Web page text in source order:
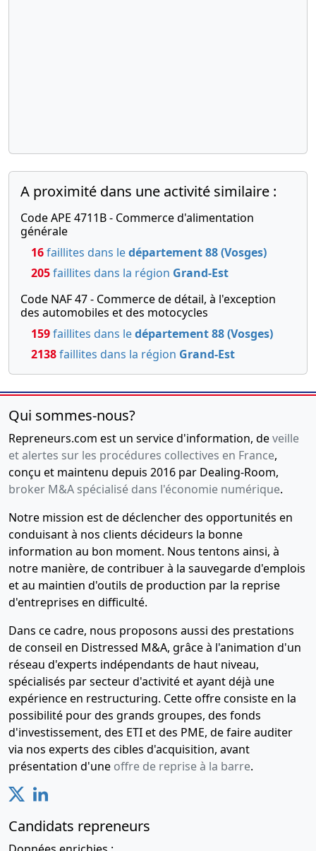
A proximité dans une activité similaire :
Code APE 4711B - Commerce d'alimentation
générale
16faillites dans ledépartement 88 (Vosges)
205faillites dans la région Grand-Est
Code NAF 47 - Commerce de détail, à l'exception
des automobiles et des motocycles
159faillites dans ledépartement 88 (Vosges)
2138faillites dans la région Grand-Est
Qui sommes-nous?
Repreneurs.com est un service d'information, deveille
et alertes sur les procédures collectives en France,
conçu et maintenu depuis 2016 par Dealing-Room,
broker M&A spécialisé dans l'économie numérique.
Notre mission est de déclencher des opportunités en
conduisant à nos clients décideurs la bonne
information au bon moment. Nous tentons ainsi, à
notre manière, de contribuer à la sauvegarde d'emplois
et au maintien d'outils de production par la reprise
d'entreprises en difficulté.
Dans ce cadre, nous proposons aussi des prestations
de conseil en Distressed M&A, grâce à l'animation d'un
réseau d'experts indépendants de haut niveau,
spécialisés par secteur d'activité et ayant déjà une
expérience en restructuring. Cette offre consiste en la
possibilité pour des grands groupes, des fonds
d'investissement, des ETI et des PME, de faire auditer
via nos experts des cibles d'acquisition, avant
présentation d'une offre de reprise à la barre.
Candidats repreneurs